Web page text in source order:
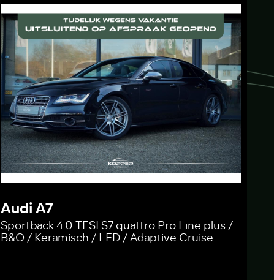
Audi A7
Sportback 4.0 TFSI S7 quattro Pro Line plus /
B&O / Keramisch / LED / Adaptive Cruise